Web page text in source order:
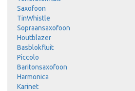
Saxofoon
TinWhistle
Sopraansaxofoon
Houtblazer
Basblokfluit
Piccolo
Baritonsaxofoon
Harmonica
Karinet